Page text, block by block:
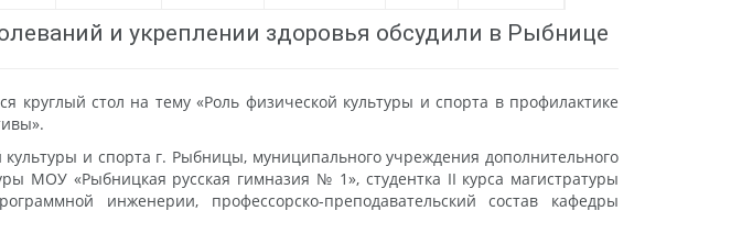
и укреплении здоровья обсудили в Рыбнице
стол на тему «Роль физической культуры и спорта в профилактике
и спорта г. Рыбницы, муниципального учреждения дополнительного
МОУ «Рыбницкая русская гимназия № 1», студентка II курса магистратуры
инженерии, профессорско-преподавательский состав кафедры